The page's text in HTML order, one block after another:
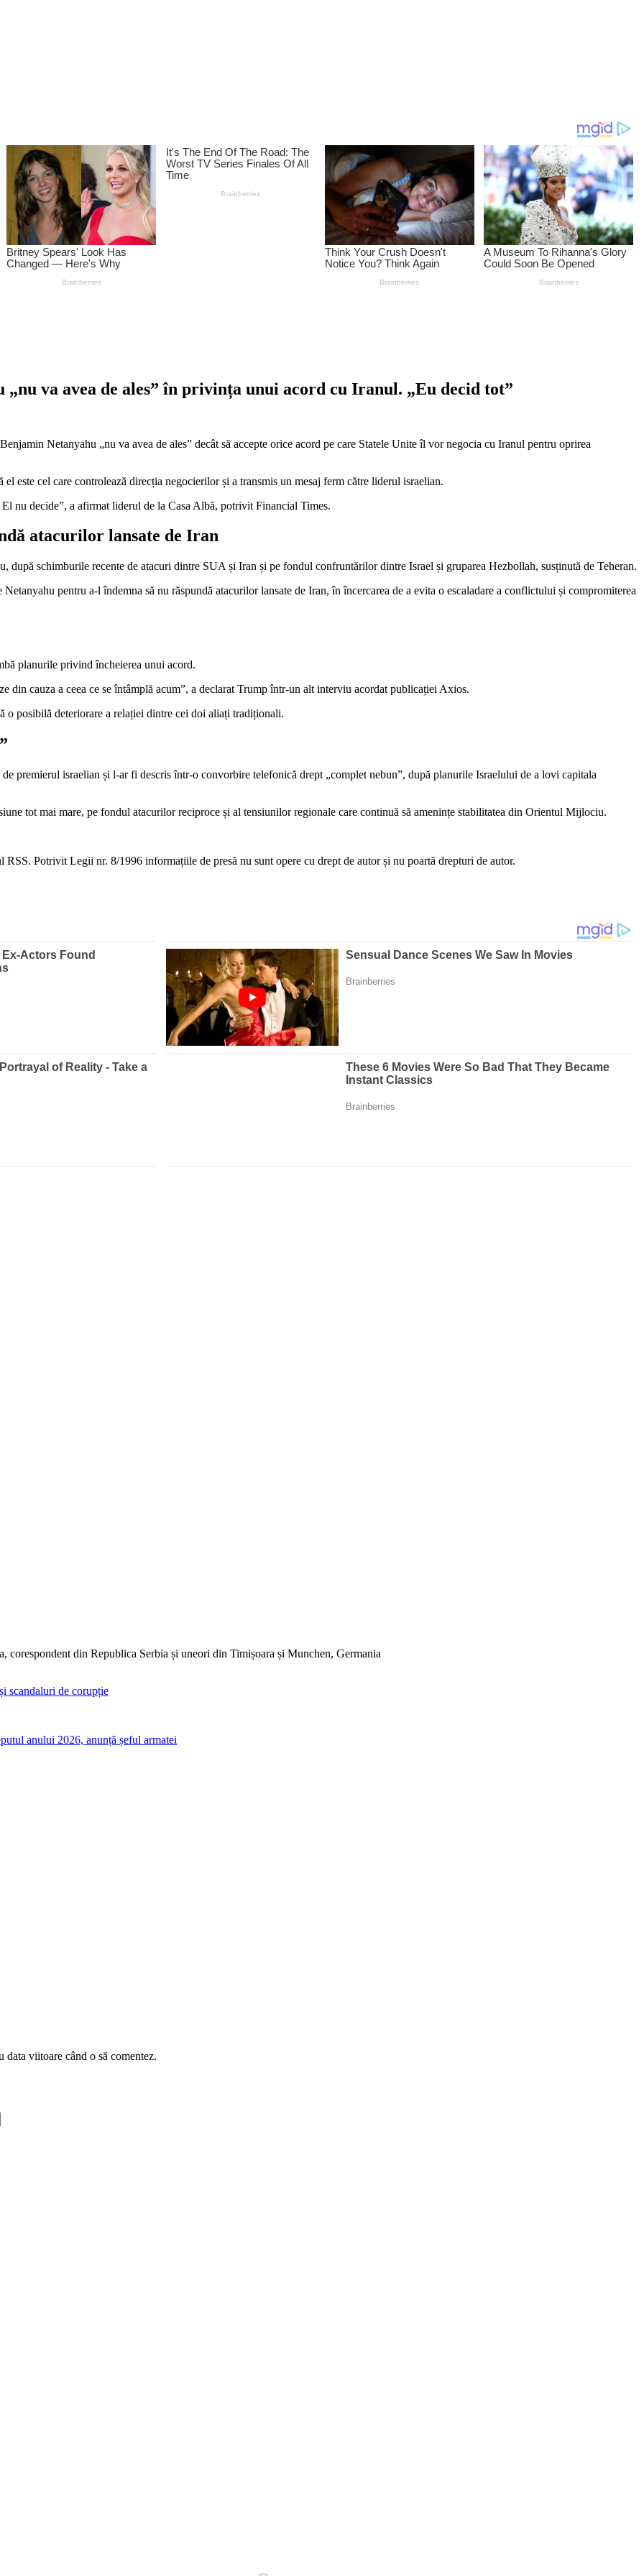
va avea de ales” în privința unui acord cu Iranul. „Eu decid tot”
Netanyahu „nu va avea de ales” decât să accepte orice acord pe care Statele Unite îl vor negocia cu Iranul pentru oprirea
este cel care controlează direcția negocierilor și a transmis un mesaj ferm către liderul israelian.
nu decide”, a afirmat liderul de la Casa Albă, potrivit Financial Times.
atacurilor lansate de Iran
schimburile recente de atacuri dintre SUA și Iran și pe fondul confruntărilor dintre Israel și gruparea Hezbollah, susținută de Teheran.
pentru a-l îndemna să nu răspundă atacurilor lansate de Iran, în încercarea de a evita o escaladare a conflictului și compromiterea
planurile privind încheierea unui acord.
din cauza a ceea ce se întâmplă acum”, a declarat Trump într-un alt interviu acordat publicației Axios.
o posibilă deteriorare a relației dintre cei doi aliați tradiționali.
premierul israelian și l-ar fi descris într-o convorbire telefonică drept „complet nebun”, după planurile Israelului de a lovi capitala
tot mai mare, pe fondul atacurilor reciproce și al tensiunilor regionale care continuă să amenințe stabilitatea din Orientul Mijlociu.
Potrivit Legii nr. 8/1996 informațiile de presă nu sunt opere cu drept de autor și nu poartă drepturi de autor.
corespondent din Republica Serbia și uneori din Timișoara și Munchen, Germania
scandaluri de corupție
anului 2026, anunță șeful armatei
viitoare când o să comentez.